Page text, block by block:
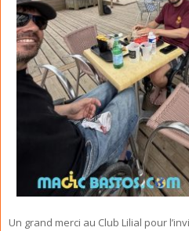
Un grand merci au Club Lilial pour